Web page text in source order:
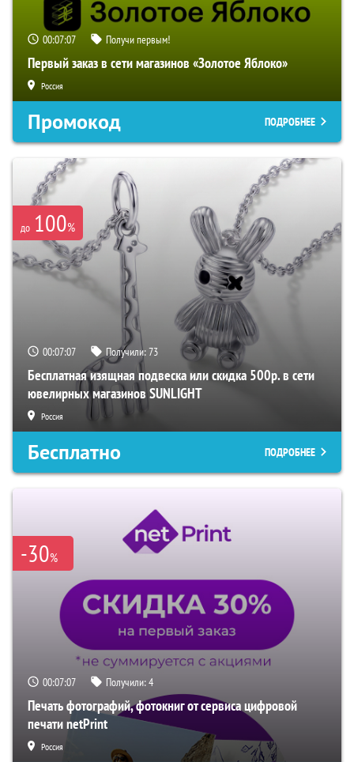
00:07:07 Получи первым!
Первый заказ в сети магазинов «Золотое Яблоко»
Россия
Промокод ПОДРОБНЕЕ
до 100%
00:07:07 Получили:73
Бесплатная изящная подвеска или скидка 500р. в сети
ювелирных магазинов SUNLIGHT
Россия
Бесплатно ПОДРОБНЕЕ
-30%
00:07:07 Получили:4
Печать фотографий, фотокниг от сервиса цифровой
печати netPrint
Россия